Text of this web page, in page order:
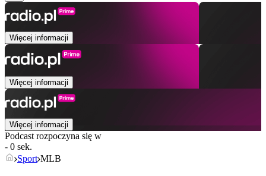
Więcej informacji
Więcej informacji
Więcej informacji
Podcast rozpoczyna się w
- 0 sek.
Sport MLB